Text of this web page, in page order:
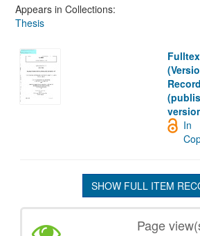
Appears in Collections:
Thesis
Record
In
SHOW FULL ITEM
Page